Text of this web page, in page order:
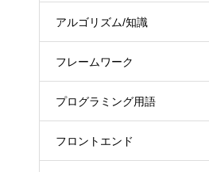
アルゴリズム/知識
フレームワーク
プログラミング用語
フロントエンド